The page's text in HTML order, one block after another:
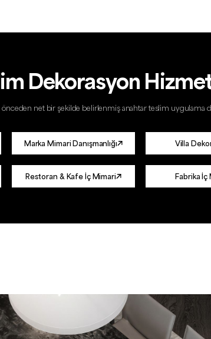
Dekorasyon
önceden net bir şekilde belirlenmiş anahtar teslim uygulama
Marka Mimari Danışmanlığı Villa
Restoran & Kafe İç Mimari Fabrika İç